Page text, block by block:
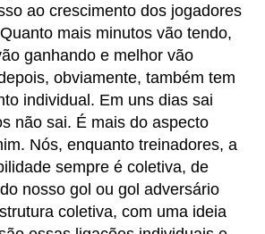
ao crescimento dos jogadores
mais minutos vão tendo,
ganhando e melhor vão
obviamente, também tem
individual. Em uns dias sai
não sai. É mais do aspecto
Nós, enquanto treinadores, a
sempre é coletiva, de
nosso gol ou gol adversário
coletiva, com uma ideia